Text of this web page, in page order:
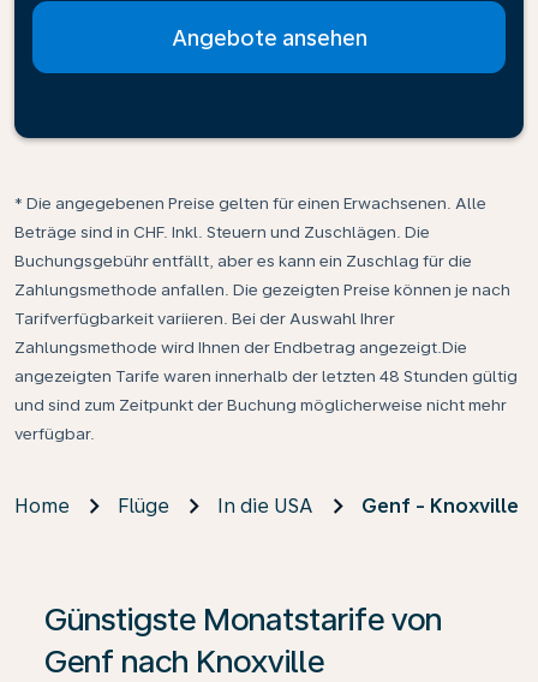
Angebote ansehen
* Die angegebenen Preise gelten für einen Erwachsenen. Alle
Beträge sind in CHF. Inkl. Steuern und Zuschlägen. Die
Buchungsgebühr entfällt, aber es kann ein Zuschlag für die
Zahlungsmethode anfallen. Die gezeigten Preise können je nach
Tarifverfügbarkeit variieren. Bei der Auswahl Ihrer
Zahlungsmethode wird Ihnen der Endbetrag angezeigt.Die
angezeigten Tarife waren innerhalb der letzten 48 Stunden gültig
und sind zum Zeitpunkt der Buchung möglicherweise nicht mehr
verfügbar.
Home Flüge In die USA Genf - Knoxville
Günstigste Monatstarife von
Genf nach Knoxville
Wenn keine Ergebnisse gefunden wurden, klicken